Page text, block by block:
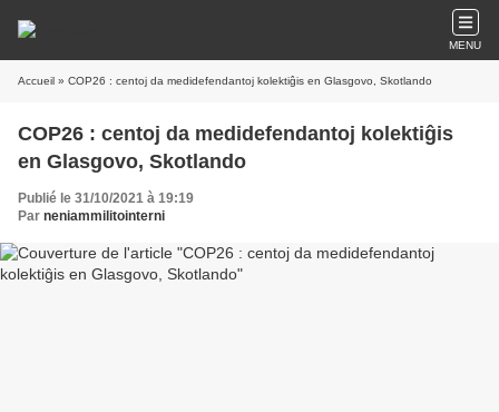
MENU
Accueil » COP26 : centoj da medidefendantoj kolektiĝis en Glasgovo, Skotlando
COP26 : centoj da medidefendantoj kolektiĝis
en Glasgovo, Skotlando
Publié le 31/10/2021 à 19:19
Par neniammilitointerni